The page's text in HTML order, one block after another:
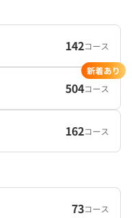
142コース
504コース
新着あり
162コース
73コース